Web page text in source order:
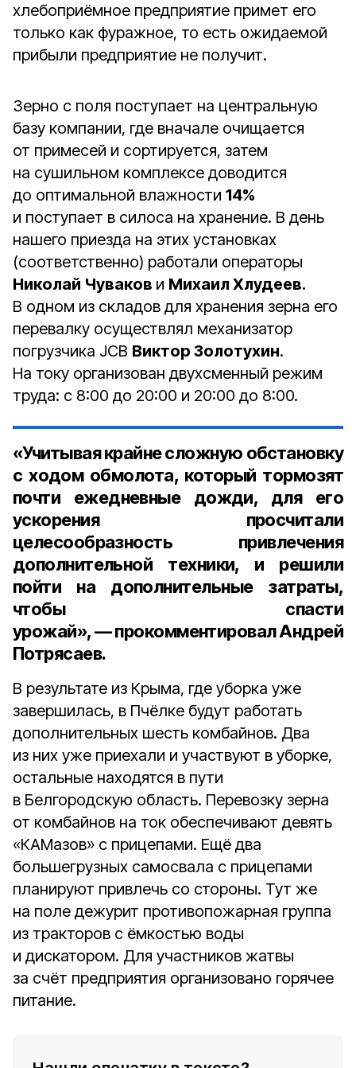
хлебоприёмное предприятие примет его
только как фуражное, то есть ожидаемой
прибыли предприятие не получит.
Зерно с поля поступает на центральную
базу компании, где вначале очищается
от примесей и сортируется, затем
на сушильном комплексе доводится
до оптимальной влажности 14%
и поступает в силоса на хранение. В день
нашего приезда на этих установках
(соответственно) работали операторы
Николай Чуваков и Михаил Хлудеев.
В одном из складов для хранения зерна его
перевалку осуществлял механизатор
погрузчика JCB Виктор Золотухин.
На току организован двухсменный режим
труда: с 8:00 до 20:00 и 20:00 до 8:00.
«Учитывая крайне сложную обстановку
с ходом обмолота, который тормозят
почти ежедневные дожди, для его
ускорения просчитали
целесообразность привлечения
дополнительной техники, и решили
пойти на дополнительные затраты,
чтобы спасти
урожай», — прокомментировал Андрей
Потрясаев.
В результате из Крыма, где уборка уже
завершилась, в Пчёлке будут работать
дополнительных шесть комбайнов. Два
из них уже приехали и участвуют в уборке,
остальные находятся в пути
в Белгородскую область. Перевозку зерна
от комбайнов на ток обеспечивают девять
«КАМазов» с прицепами. Ещё два
большегрузных самосвала с прицепами
планируют привлечь со стороны. Тут же
на поле дежурит противопожарная группа
из тракторов с ёмкостью воды
и дискатором. Для участников жатвы
за счёт предприятия организовано горячее
питание.